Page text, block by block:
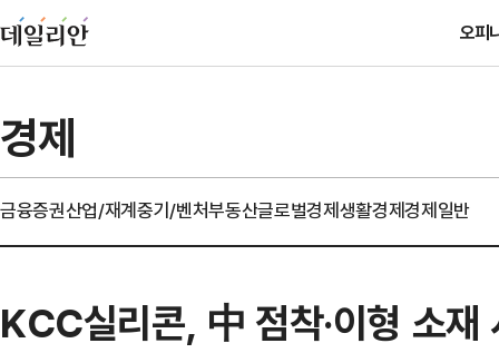
오피
경제
금융증권산업/재계중기/벤처부동산글로벌경제생활경제경제일반
KCC실리콘, 中 점착·이형 소